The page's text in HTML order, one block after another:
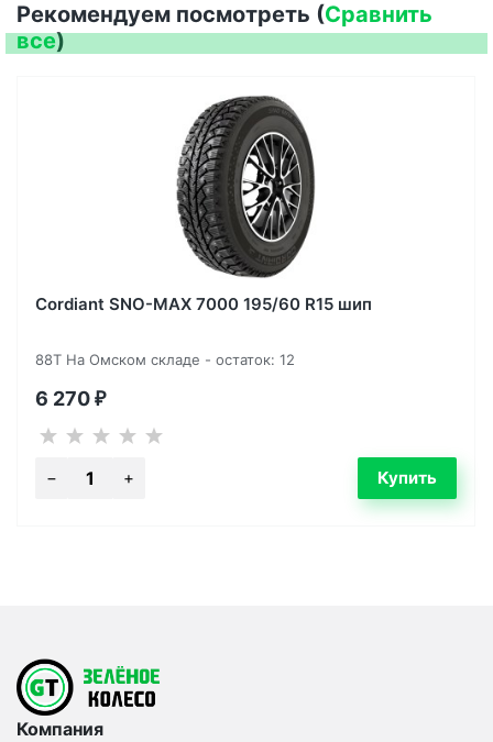
Рекомендуем посмотреть (Сравнить
все)
Cordiant SNO-MAX 7000 195/60 R15 шип
88T На Омском складе - остаток: 12
6 270 ₽
Компания